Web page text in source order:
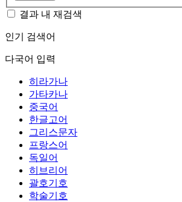
결과 내 재검색
인기 검색어
다국어 입력
히라가나
가타카나
중국어
한글고어
그리스문자
프랑스어
독일어
히브리어
괄호기호
학술기호